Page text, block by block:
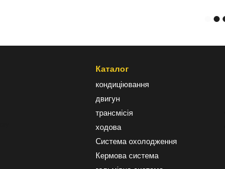
Каталог
кондиціювання
двигун
трансмісія
ходова
Система охолодження
Кермова система